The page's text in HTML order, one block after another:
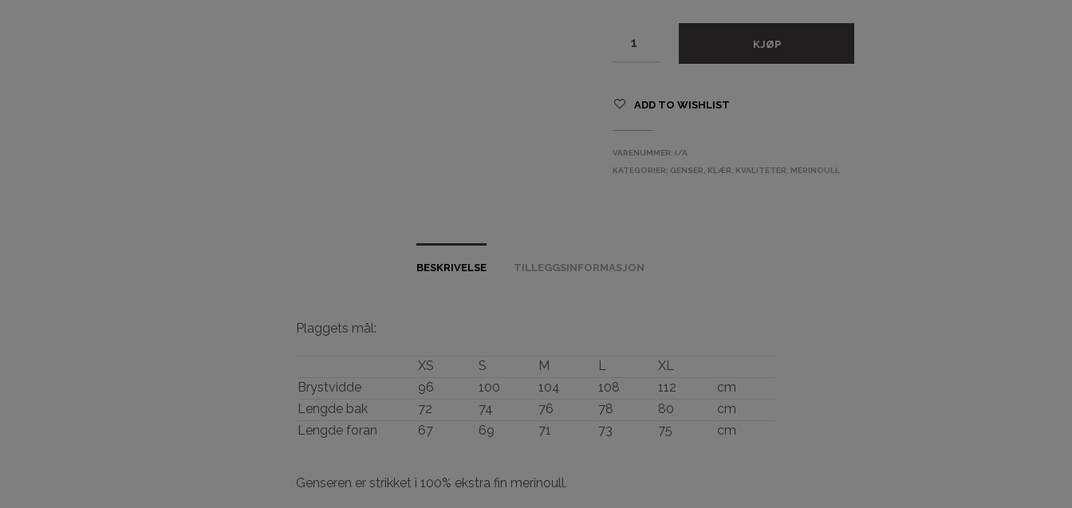
KJØP
ADD TO WISHLIST
VARENUMMER: I/A
KATEGORIER: GENSER KLÆR KVALITETER MERINOULL
BESKRIVELSE TILLEGGSINFORMASJON
Plaggets mål:
XS S M L
XL
Brystvidde
96 100 104 108 112
cm
Lengde bak
72 74 76 78 80
cm
Lengde foran
67 69 71 73 75 cm
Genseren er strikket i 100% ekstra fin merinoull.